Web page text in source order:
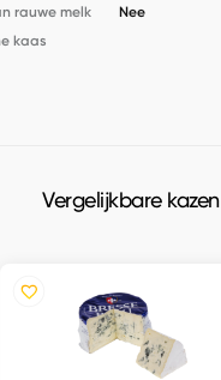
rauwe melk
Nee
kaas
Vergelijkbare kazen